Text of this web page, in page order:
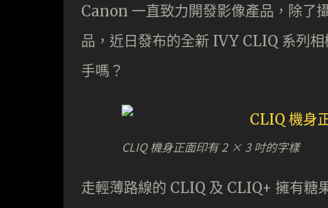
Canon 一直致力開發影像產品，除了
品，近日發布的全新 IVY CLIQ 系列
手嗎？
CLIQ 機身正面印有 2 × 3 吋的字樣
走輕薄路線的 CLIQ 及 CLIQ+ 擁有糖